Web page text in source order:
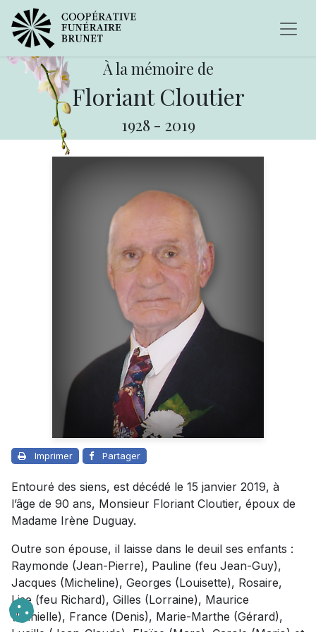
À la mémoire de
Floriant Cloutier
1928 - 2019
Imprimer Partager
Entouré des siens, est décédé le 15 janvier 2019, à
l’âge de 90 ans, Monsieur Floriant Cloutier, époux de
Madame Irène Duguay.
Outre son épouse, il laisse dans le deuil ses enfants :
Raymonde (Jean-Pierre), Pauline (feu Jean-Guy),
Jacques (Micheline), Georges (Louisette), Rosaire,
Lise (feu Richard), Gilles (Lorraine), Maurice
(Danielle), France (Denis), Marie-Marthe (Gérard),